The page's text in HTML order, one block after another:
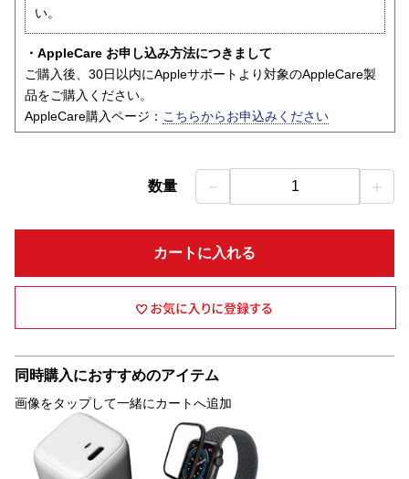
い。
・AppleCare お申し込み方法につきまして
ご購入後、30日以内にAppleサポートより対象のAppleCare製
品をご購入ください。
AppleCare購入ページ： こちらからお申込みください
数量 － 1 ＋
カートに入れる
同時購入におすすめのアイテム
画像をタップして一緒にカートへ追加